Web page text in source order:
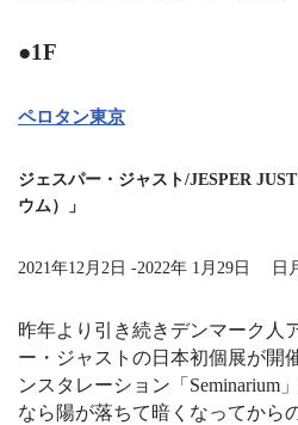
●1F
ペロタン東京
ジェスパー・ジャスト/JESPER
ウム）
」
2021年12月2日 -2022年 1月29日
昨年より引き続きデンマーク人
ー・ジャストの日本初個展が開
ンスタレーション「 Seminarium
なら陽が落ちて暗くなってから